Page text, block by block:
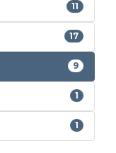
11
17
9
1
1